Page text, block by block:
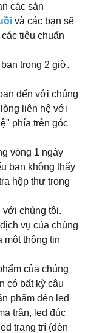
các sản
và các bạn sẽ
tiêu chuẩn
trong 2 giờ.
đến với chúng
liên hệ với
phía trên góc
vòng 1 ngày
bạn không thấy
hộp thư trong
với chúng tôi.
vụ của chúng
một thông tin
của chúng
có bất kỳ câu
phẩm đèn led
trận, led đúc
trang trí (đèn